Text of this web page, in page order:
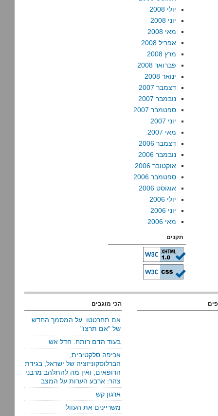
יולי 2008
יוני 2008
מאי 2008
אפריל 2008
מרץ 2008
פברואר 2008
ינואר 2008
דצמבר 2007
נובמבר 2007
ספטמבר 2007
יוני 2007
מאי 2007
דצמבר 2006
נובמבר 2006
אוקטובר 2006
ספטמבר 2006
אוגוסט 2006
יולי 2006
יוני 2006
מאי 2006
תקנים
הכי מוגבים
אם תחרטטו: על המסמך החדש
של "אם תרצו"
בעוד הדם רותח: חדל אש
אכיפה סלקטיבית,
הברלוסקוניזציה של ישראל, בגידת
הרופאים, ואין מה להתלהב מרבני
צהר: ארבע הערות על המצב
ארגון קש
משריינים את העוול